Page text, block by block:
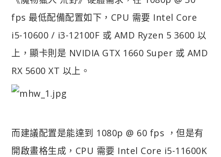
fps 最低配備配置如下，CPU 需要 Intel Core
i5-10600 / i3-12100F 或 AMD Ryzen 5 3600 以
上，顯卡則是 NVIDIA GTX 1660 Super 或 AMD
RX 5600 XT 以上。
而建議配置是能達到 1080p @ 60 fps ，但是有
開啟畫格生成，CPU 需要 Intel Core i5-11600K